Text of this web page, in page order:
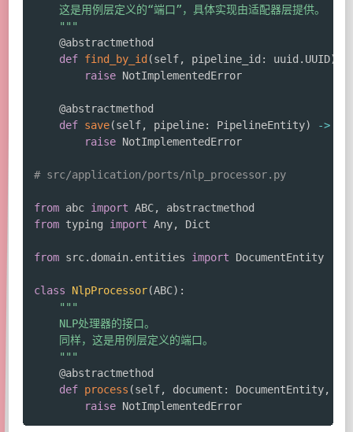
    这是用例层定义的“端口”，具体实现由适配器层提供。
    """
@abstractmethod
def find_by_id(self, pipeline_id : uuid . UUID)
raise NotImplementedError
@abstractmethod
def save(self, pipeline: PipelineEntity) ->
raise NotImplementedError
# src/application/ports/nlp_processor.py
from abc import ABC,
from typing import Any, Dict
from src. domain. entities import DocumentEntity
class NlpProcessor(ABC) :
"""
    NLP处理器的接口。
    同样，这是用例层定义的端口。
    """
@abstractmethod
def process (self, document : DocumentEntity,
raise
NotImplementedError